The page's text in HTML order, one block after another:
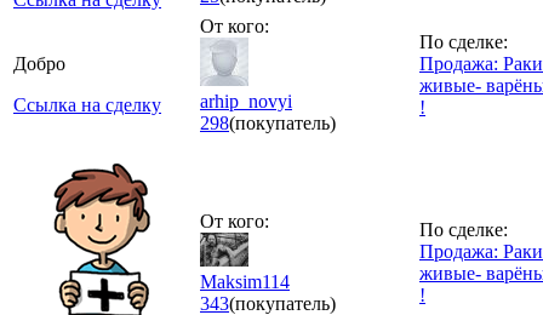
Добро
Ссылка на сделку
От кого:
arhip_novyi
298(покупатель)
По сделке:
Продажа: Раки
живые-
!
От кого:
Maksim114
343(покупатель)
По сделке:
Продажа: Раки
живые-
!